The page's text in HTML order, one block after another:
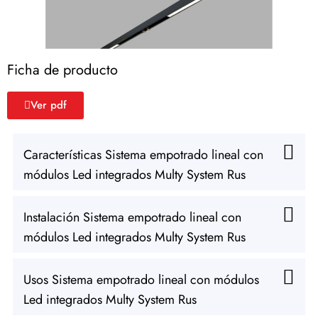
Ficha de producto
Ver pdf
Características Sistema empotrado lineal con
módulos Led integrados Multy System Rus
Instalación Sistema empotrado lineal con
módulos Led integrados Multy System Rus
Usos Sistema empotrado lineal con módulos
Led integrados Multy System Rus